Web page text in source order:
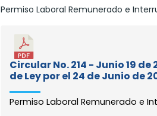
Permiso Laboral Remunerado e
Circular No. 214 - Junio 19
de Ley por el 24 de Junio de
Permiso Laboral Remunerado e